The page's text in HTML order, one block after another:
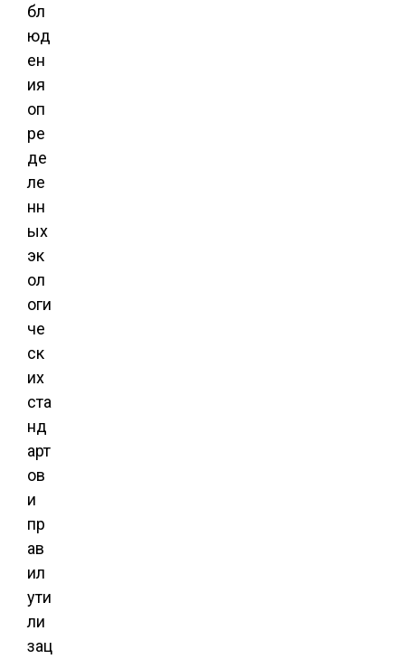
бл
юд
ен
ия
оп
ре
де
ле
нн
ых
эк
ол
оги
че
ск
их
ста
нд
арт
ов
и
пр
ав
ил
ути
ли
зац